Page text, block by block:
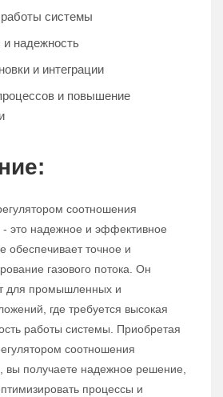
системы
и надежность
и интеграции
и повышение
соотношения
это надежное и эффективное
обеспечивает точное и
газового потока. Он
для промышленных и
где требуется высокая
работы системы. Приобретая
соотношения
вы получаете надежное решение,
процессы и